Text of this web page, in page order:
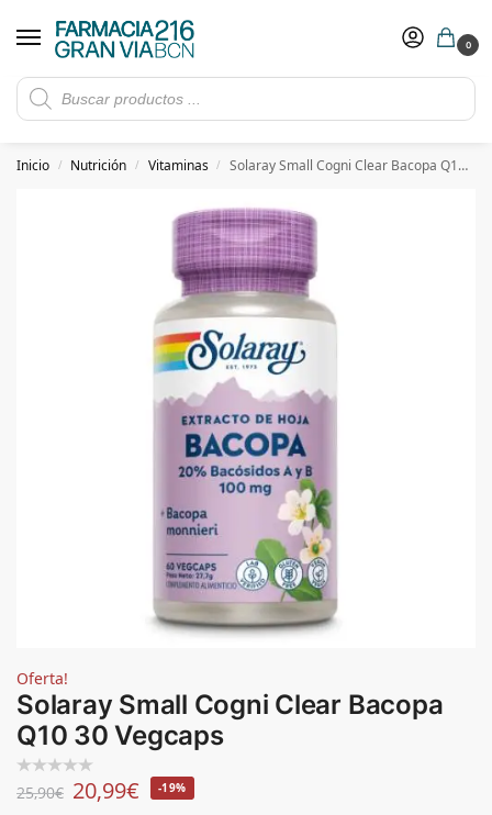
0
Rebajas de verano hasta -30%
​ 5€ de descuento con el cupón 5GRANVIA (compras superiores a 150€)
Inicio / Nutrición / Vitaminas / Solaray Small Cogni Clear Bacopa Q10 30 Vegcaps
Oferta!
Solaray Small Cogni Clear Bacopa
Q10 30 Vegcaps
25,90€ 20,99€ -19%